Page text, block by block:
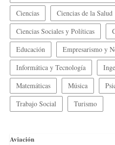
Ciencias
Ciencias de la Salud
Ciencias Sociales y Políticas
Educación
Empresarismo y
Informática y Tecnología
Matemáticas
Música
Trabajo Social
Turismo
Aviación